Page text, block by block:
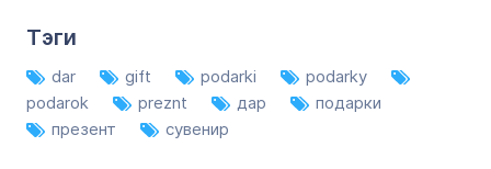
Тэги
dar gift podarki
podarky
podarok
preznt дар
подарки
презент
сувенир